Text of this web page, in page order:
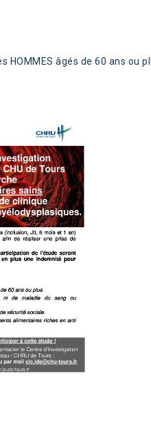
HOMMES âgés de 60 ans ou